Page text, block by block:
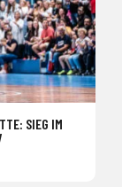
SIEG IM